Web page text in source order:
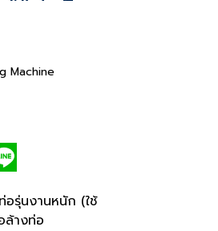
Machine
อรุ่นงานหนัก (ใช้
ล้างท่อ